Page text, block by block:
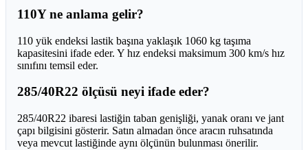
110Y ne anlama gelir?
110 yük endeksi lastik başına yaklaşık 1060 kg taşıma
kapasitesini ifade eder. Y hız endeksi maksimum 300 km/s hız
sınıfını temsil eder.
285/40R22 ölçüsü neyi ifade eder?
285/40R22 ibaresi lastiğin taban genişliği, yanak oranı ve jant
çapı bilgisini gösterir. Satın almadan önce aracın ruhsatında
veya mevcut lastiğinde aynı ölçünün bulunması önerilir.